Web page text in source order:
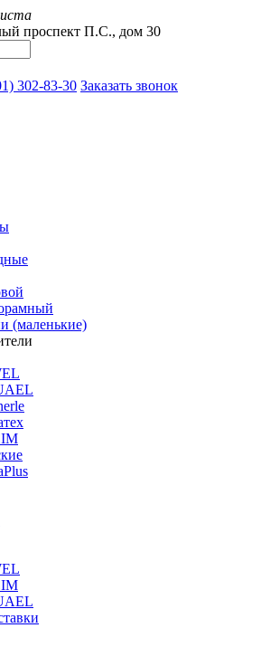
проспект П.C., дом 30
302-83-30 Заказать звонок
(маленькие)